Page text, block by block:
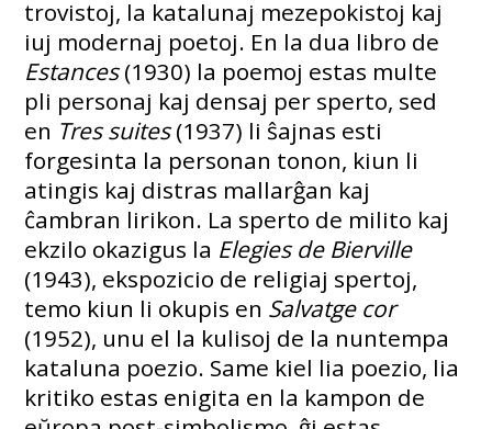
trovistoj, la katalunaj mezepokistoj kaj
iuj modernaj poetoj. En la dua libro de
Estances(1930) la poemoj estas multe
pli personaj kaj densaj per sperto, sed
en Tres suites(1937) li ŝajnas esti
forgesinta la personan tonon, kiun li
atingis kaj distras mallarĝan kaj
ĉambran lirikon. La sperto de milito kaj
ekzilo okazigus la Elegies de Bierville
(1943), ekspozicio de religiaj spertoj,
temo kiun li okupis en Salvatge cor
(1952), unu el la kulisoj de la nuntempa
kataluna poezio. Same kiel lia poezio, lia
kritiko estas enigita en la kampon de